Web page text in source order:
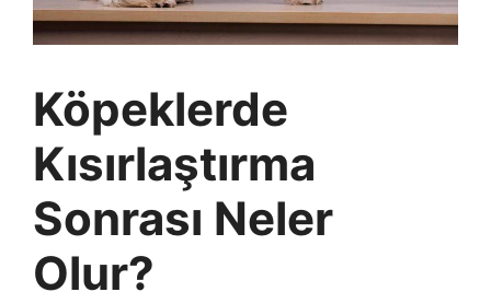
Köpeklerde
Kısırlaştırma
Sonrası Neler
Olur?